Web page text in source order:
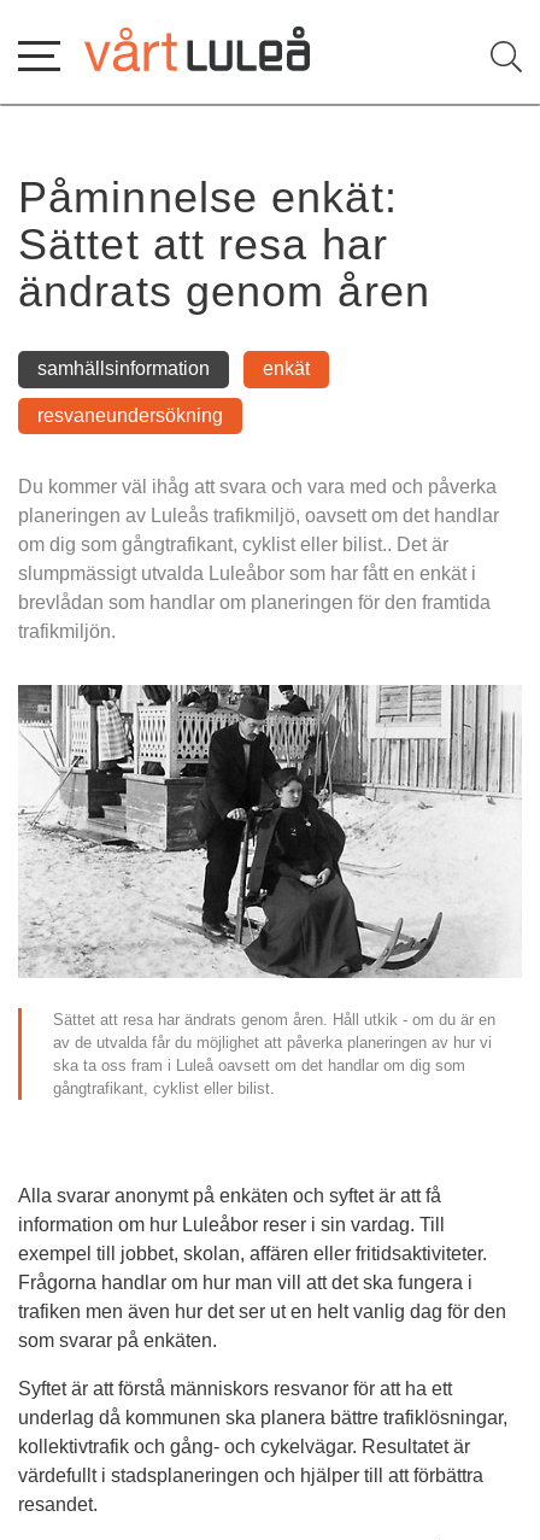
innehåll
Påminnelse enkät:
Sättet att resa har
ändrats genom åren
samhällsinformation enkät
resvaneundersökning
Du kommer väl ihåg att svara och vara med och påverka
planeringen av Luleås trafikmiljö, oavsett om det handlar
om dig som gångtrafikant, cyklist eller bilist.. Det är
slumpmässigt utvalda Luleåbor som har fått en enkät i
brevlådan som handlar om planeringen för den framtida
trafikmiljön.
Sättet att resa har ändrats genom åren. Håll utkik - om du är en
av de utvalda får du möjlighet att påverka planeringen av hur vi
ska ta oss fram i Luleå oavsett om det handlar om dig som
gångtrafikant, cyklist eller bilist.
Alla svarar anonymt på enkäten och syftet är att få
information om hur Luleåbor reser i sin vardag. Till
exempel till jobbet, skolan, affären eller fritidsaktiviteter.
Frågorna handlar om hur man vill att det ska fungera i
trafiken men även hur det ser ut en helt vanlig dag för den
som svarar på enkäten.
Syftet är att förstå människors resvanor för att ha ett
underlag då kommunen ska planera bättre trafiklösningar,
kollektivtrafik och gång- och cykelvägar. Resultatet är
värdefullt i stadsplaneringen och hjälper till att förbättra
resandet.